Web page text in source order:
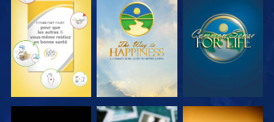
REGARDER REGARDER REGARDER